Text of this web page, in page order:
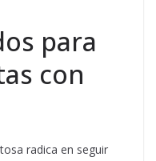
para
con
radica en seguir